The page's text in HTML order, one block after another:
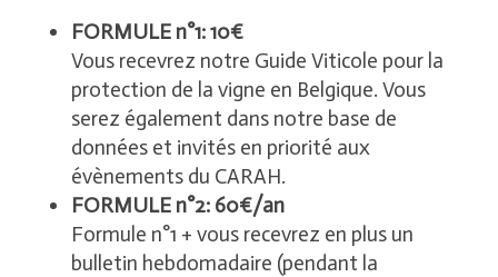
FORMULE n°1: 10€
Vous recevrez notre Guide Viticole pour la
protection de la vigne en Belgique. Vous
serez également dans notre base de
données et invités en priorité aux
évènements du CARAH.
FORMULE n°2: 60€/an
Formule n°1 + vous recevrez en plus un
bulletin hebdomadaire (pendant la